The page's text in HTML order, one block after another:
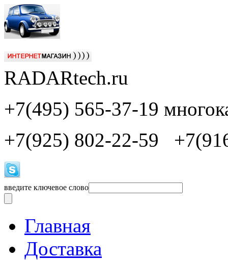
RADARtech.ru
+7(495) 565-37-19
+7(925) 802-22-59
введите ключевое слово
Главная
Доставка